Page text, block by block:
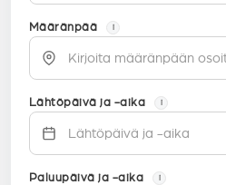
Määränpää i
Lähtöpäivä ja -aika i
Paluupäivä ja -aika i